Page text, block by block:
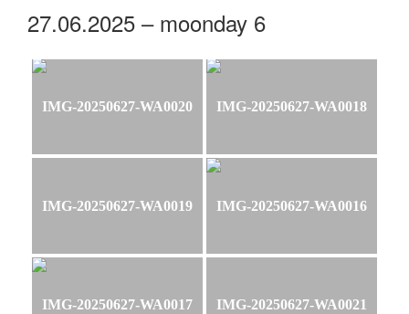
27.06.2025 – moonday 6
IMG-20250627-WA0020 IMG-20250627-WA0018
IMG-20250627-WA0019 IMG-20250627-WA0016
IMG-20250627-WA0017 IMG-20250627-WA0021